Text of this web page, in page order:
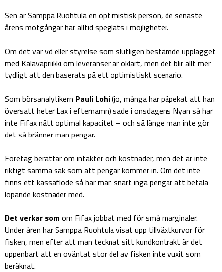
Sen är Samppa Ruohtula en optimistisk person, de senaste
årens motgångar har alltid speglats i möjligheter.
Om det var vd eller styrelse som slutligen bestämde upplägget
med Kalavapriikki om leveranser är oklart, men det blir allt mer
tydligt att den baserats på ett optimistiskt scenario.
Som börsanalytikern Pauli Lohi(jo, många har påpekat att han
översatt heter Lax i efternamn) sade i onsdagens Nyan så har
inte Fifax nått optimal kapacitet – och så länge man inte gör
det så bränner man pengar.
Företag berättar om intäkter och kostnader, men det är inte
riktigt samma sak som att pengar kommer in. Om det inte
finns ett kassaflöde så har man snart inga pengar att betala
löpande kostnader med.
Det verkar som om Fifax jobbat med för små marginaler.
Under åren har Samppa Ruohtula visat upp tillväxtkurvor för
fisken, men efter att man tecknat sitt kundkontrakt är det
uppenbart att en oväntat stor del av fisken inte vuxit som
beräknat.